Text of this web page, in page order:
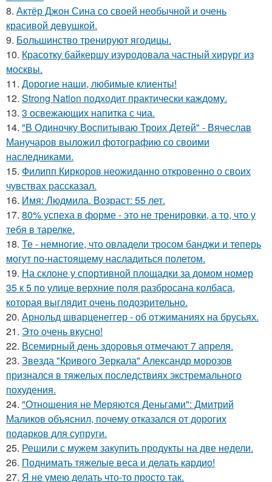
8. Актёр Джон Сина со своей необычной и очень
красивой девушкой.
9. Большинство тренируют ягодицы.
10. Красотку байкершу изуродовала частный хирург из
москвы.
11. Дорогие наши, любимые клиенты!
12. Strong Nation подходит практически каждому.
13. 3 освежающих напитка с чиа.
14. "В Одиночку Воспитываю Троих Детей" - Вячеслав
Манучаров выложил фотографию со своими
наследниками.
15. Филипп Киркоров неожиданно откровенно о своих
чувствах рассказал.
16. Имя: Людмила. Возраст: 55 лет.
17. 80% успеха в форме - это не тренировки, а то, что у
тебя в тарелке.
18. Те - немногие, что овладели тросом банджи и теперь
могут по-настоящему насладиться полетом.
19. На склоне у спортивной площадки за домом номер
35 к 5 по улице верхние поля разбросана колбаса,
которая выглядит очень подозрительно.
20. Арнольд шварценеггер - об отжиманиях на брусьях.
21. Это очень вкусно!
22. Всемирный день здоровья отмечают 7 апреля.
23. Звезда "Кривого Зеркала" Александр морозов
признался в тяжелых последствиях экстремального
похудения.
24. "Отношения не Меряются Деньгами": Дмитрий
Маликов объяснил, почему отказался от дорогих
подарков для супруги.
25. Решили с мужем закупить продукты на две недели.
26. Поднимать тяжелые веса и делать кардио!
27. Я не умею делать что-то просто так.